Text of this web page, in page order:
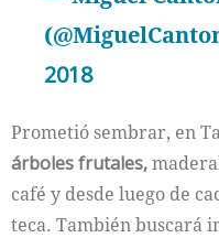
2018
Prometió sembrar, en
árboles frutales,
café y desde luego de
teca. También buscará